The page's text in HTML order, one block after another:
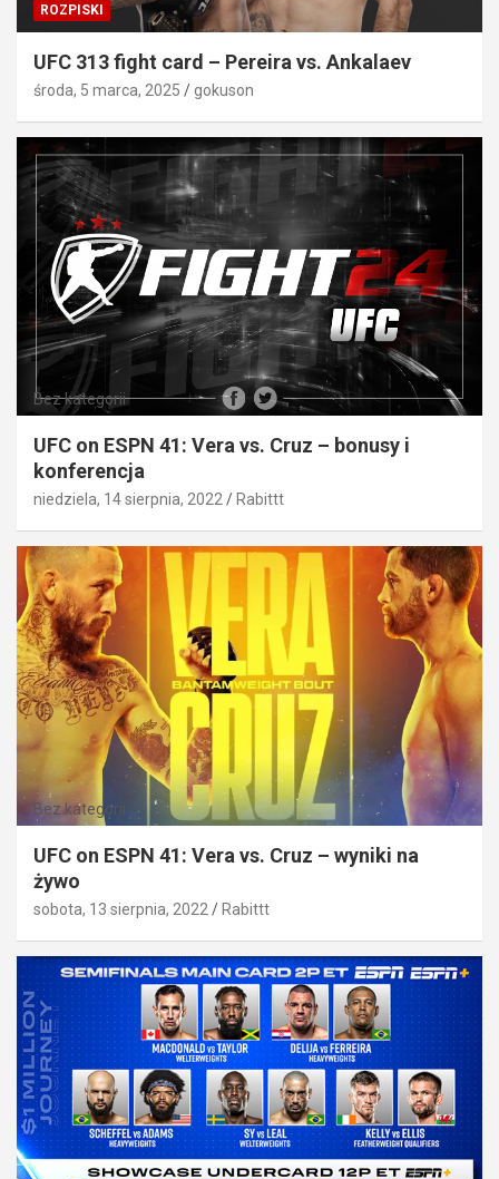
ROZPISKI
UFC 313 fight card – Pereira vs. Ankalaev
środa, 5 marca, 2025 gokuson
Bez kategorii
UFC on ESPN 41: Vera vs. Cruz – bonusy i
konferencja
niedziela, 14 sierpnia, 2022 Rabittt
Bez kategorii
UFC on ESPN 41: Vera vs. Cruz – wyniki na
żywo
sobota, 13 sierpnia, 2022 Rabittt